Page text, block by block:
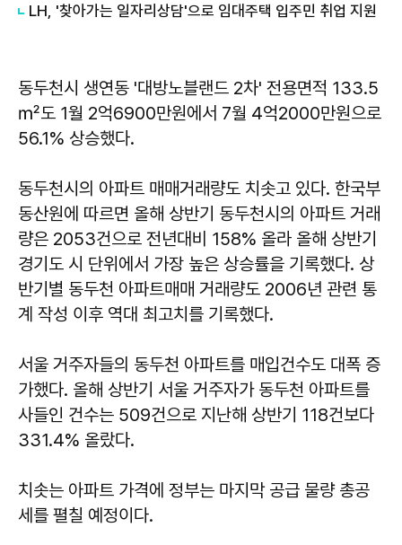
LH, '찾아가는 일자리상담'으로 임대주택 입주민 취업 지원
동두천시 생연동 '대방노블랜드 2차' 전용면적 133.5
㎡도 1월 2억6900만원에서 7월 4억2000만원으로
56.1% 상승했다.
동두천시의 아파트 매매거래량도 치솟고 있다. 한국부
동산원에 따르면 올해 상반기 동두천시의 아파트 거래
량은 2053건으로 전년대비 158% 올라 올해 상반기
경기도 시 단위에서 가장 높은 상승률을 기록했다. 상
반기별 동두천 아파트매매 거래량도 2006년 관련 통
계 작성 이후 역대 최고치를 기록했다.
서울 거주자들의 동두천 아파트를 매입건수도 대폭 증
가했다. 올해 상반기 서울 거주자가 동두천 아파트를
사들인 건수는 509건으로 지난해 상반기 118건보다
331.4% 올랐다.
치솟는 아파트 가격에 정부는 마지막 공급 물량 총공
세를 펼칠 예정이다.